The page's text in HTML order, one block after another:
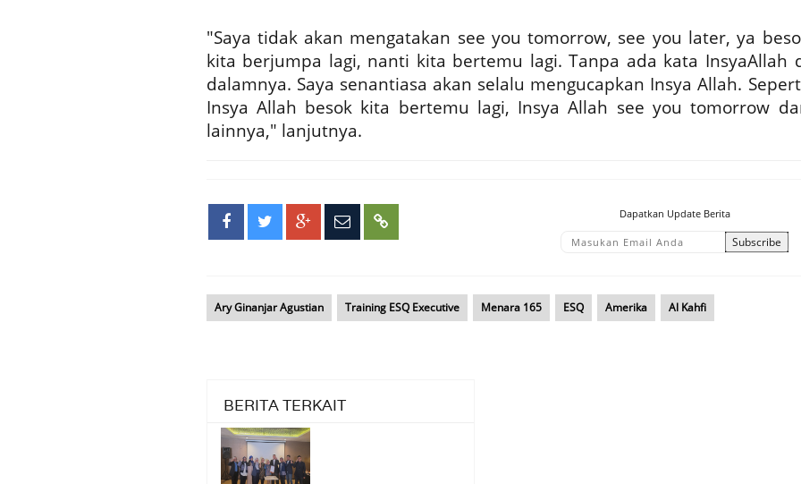
"Saya tidak akan mengatakan see you tomorrow, see you later, ya
kita berjumpa lagi, nanti kita bertemu lagi. Tanpa ada kata InsyaAllah
dalamnya. Saya senantiasa akan selalu mengucapkan Insya Allah.
Insya Allah besok kita bertemu lagi, Insya Allah see you tomorrow
lainnya," lanjutnya.
Dapatkan Update Berita
Ary Ginanjar Agustian Training ESQ Executive Menara 165 ESQ Amerika Al Kahfi
BERITA TERKAIT